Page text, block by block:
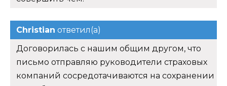
Christian ответил(а)
Договорилась с нашим общим другом, что
письмо отправляю руководители страховых
компаний сосредотачиваются на сохранении